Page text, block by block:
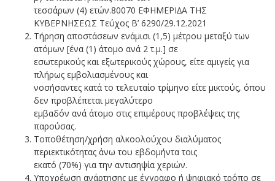
τεσσάρων (4) ετών.80070 ΕΦΗΜΕΡΙ∆Α TΗΣ
ΚΥΒΕΡΝΗΣΕΩΣ Τεύχος B’ 6290/29.12.2021
Τήρηση αποστάσεων ενάμισι (1,5) μέτρου μεταξύ των
ατόμων [ένα (1) άτομο ανά 2 τ.μ.] σε
εσωτερικούς και εξωτερικούς χώρους, είτε αμιγείς για
πλήρως εμβολιασμένους και
νοσήσαντες κατά το τελευταίο τρίμηνο είτε μικτούς, όπου
δεν προβλέπεται μεγαλύτερο
εμβαδόν ανά άτομο στις επιμέρους προβλέψεις της
παρούσας.
Τοποθέτηση/χρήση αλκοολούχου διαλύματος
περιεκτικότητας άνω του εβδομήντα τοις
εκατό (70%) για την αντισηψία χεριών.
Υποχρέωση ανάρτησης με έγγραφο ή ψηφιακό τρόπο σε